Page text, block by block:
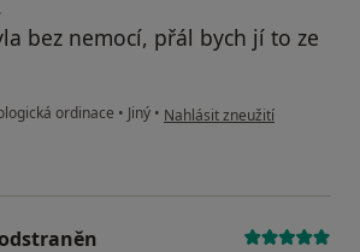
bez nemocí, přál bych jí to ze
ordinace • Jiný • podle názoru uživatele V.B.
Nahlásit zneužití